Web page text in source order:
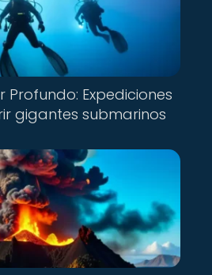
Profundo: Expediciones
gigantes submarinos